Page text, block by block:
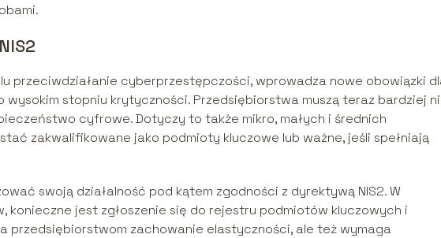
przeciwdziałanie cyberprzestępczości, wprowadza nowe obowiązki
stopniu krytyczności. Przedsiębiorstwa muszą teraz bardziej
cyfrowe. Dotyczy to także mikro, małych i średnich
zakwalifikowane jako podmioty kluczowe lub ważne, jeśli spełniają
swoją działalność pod kątem zgodności z dyrektywą NIS2. W
konieczne jest zgłoszenie się do rejestru podmiotów kluczowych i
przedsiębiorstwom zachowanie elastyczności, ale też wymaga